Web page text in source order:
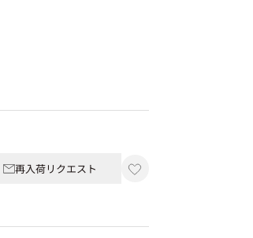
再入荷リクエスト